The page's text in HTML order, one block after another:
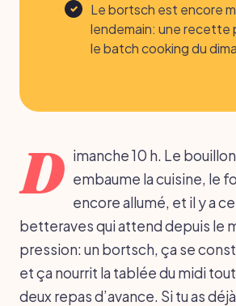
Le bortsch est encore
lendemain: une recette
le batch cooking du
D imanche 10 h. Le
embaume la cuisine, le
encore allumé, et il y a
betteraves qui attend depuis le
pression: un bortsch, ça se
et ça nourrit la tablée du midi
deux repas d’avance. Si tu as